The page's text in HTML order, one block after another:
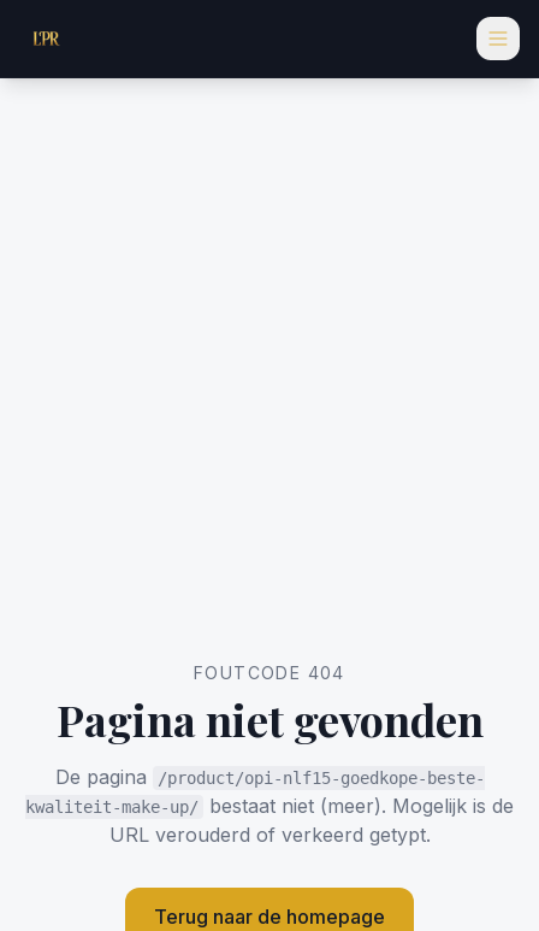
FOUTCODE 404
Pagina niet gevonden
De pagina
/product/opi-nlf15-goedkope-beste-
kwaliteit-make-up/
bestaat niet (meer). Mogelijk is de
URL verouderd of verkeerd getypt.
Terug naar de homepage